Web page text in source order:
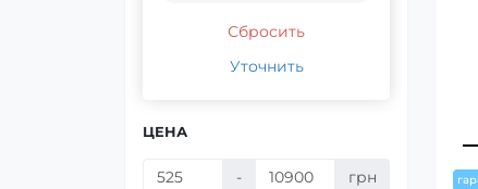
Сбросить
Уточнить
ЦЕНА
- грн